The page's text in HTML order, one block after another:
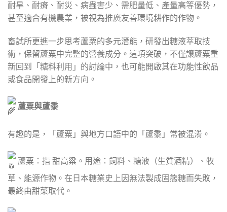
耐旱、耐瘠、耐災、病蟲害少、需肥量低、產量高等優勢，
甚至適合有機農業，被視為推廣友善環境耕作的作物。
畜試所更進一步思考蘆粟的多元潛能，研發出糖液萃取技
術，保留蘆粟中完整的營養成分。這項突破，不僅讓蘆粟重
新回到「糖料利用」的討論中，也可能開啟其在功能性飲品
或食品開發上的新方向。
蘆粟與蘆黍
有趣的是，「蘆粟」與地方口語中的「蘆黍」常被混淆。
蘆粟：指 甜高粱。用途：飼料、糖液（生質酒精）、牧
草、能源作物。在日本糖業史上因無法製成固態糖而失敗，
最終由甜菜取代。